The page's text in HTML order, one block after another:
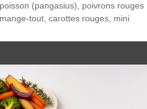
(pangasius), poivrons rouges
tout, carottes rouges, mini